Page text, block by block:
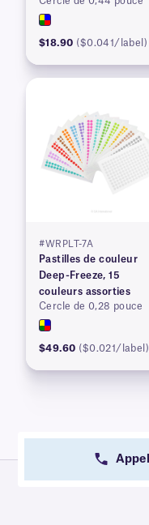
$18.90 ($0.041/label)
#WRPLT-7A
Pastilles de couleur
Deep-Freeze, 15
couleurs assorties
Cercle de 0,28 pouce
$49.60 ($0.021/label)
Appel